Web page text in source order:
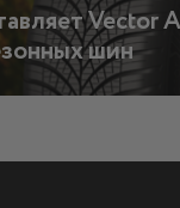
Vector
шин